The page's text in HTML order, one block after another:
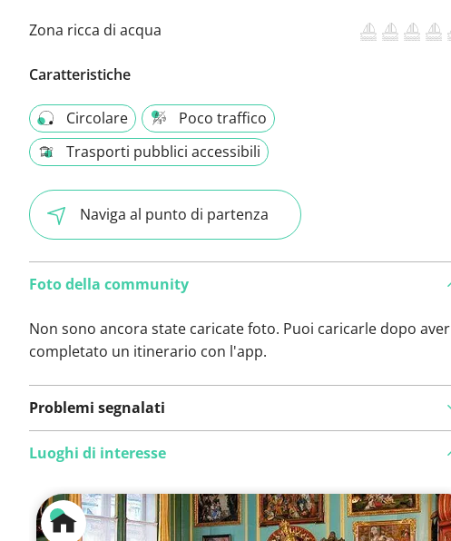
Zona ricca di acqua
Caratteristiche
Circolare
Poco traffico
Trasporti pubblici accessibili
Naviga al punto di partenza
Foto della community
Non sono ancora state caricate foto. Puoi caricarle dopo aver
completato un itinerario con l'app.
Problemi segnalati
Non sono stati ancora
segnalati problemi su
questo itinerario.
Luoghi di interesse